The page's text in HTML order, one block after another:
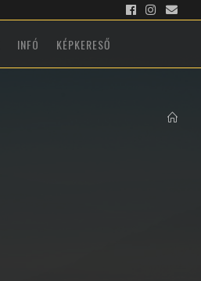
INFÓ KÉPKERESŐ